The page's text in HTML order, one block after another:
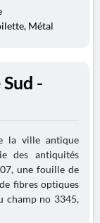
Métal
-
la ville antique
des antiquités
une fouille de
fibres optiques
champ no 3345,